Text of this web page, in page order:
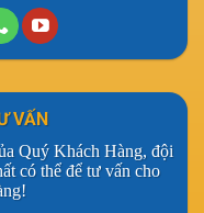
VẤN
Quý Khách Hàng, đội
có thể để tư vấn cho